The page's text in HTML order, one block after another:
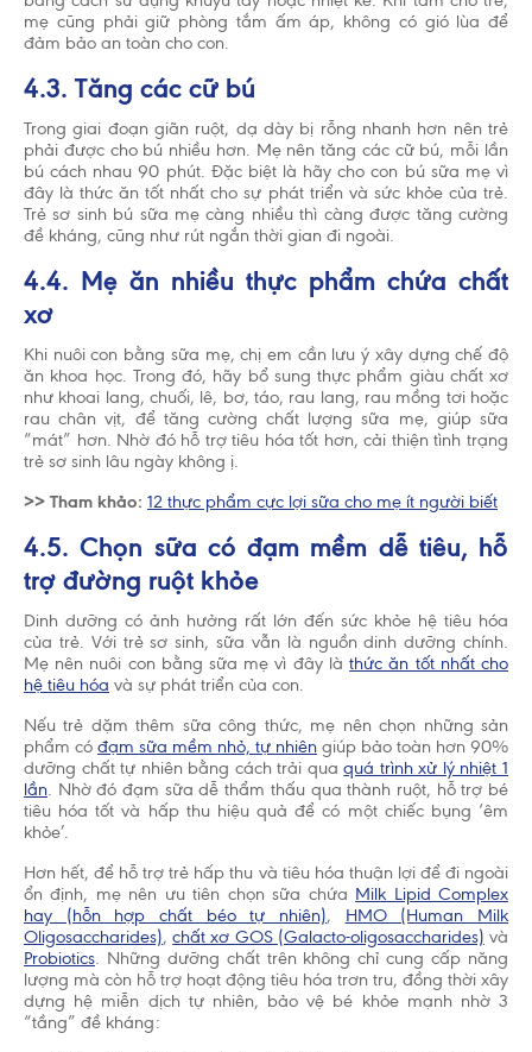
mẹ cũng phải giữ phòng tắm ấm áp, không có gió lùa để
đảm bảo an toàn cho con.
4.3. Tăng các cữ bú
Trong giai đoạn giãn ruột, dạ dày bị rỗng nhanh hơn nên trẻ
phải được cho bú nhiều hơn. Mẹ nên tăng các cữ bú, mỗi lần
bú cách nhau 90 phút. Đặc biệt là hãy cho con bú sữa mẹ vì
đây là thức ăn tốt nhất cho sự phát triển và sức khỏe của trẻ.
Trẻ sơ sinh bú sữa mẹ càng nhiều thì càng được tăng cường
đề kháng, cũng như rút ngắn thời gian đi ngoài.
4.4. Mẹ ăn nhiều thực phẩm chứa chất
xơ
Khi nuôi con bằng sữa mẹ, chị em cần lưu ý xây dựng chế độ
ăn khoa học. Trong đó, hãy bổ sung thực phẩm giàu chất xơ
như khoai lang, chuối, lê, bơ, táo, rau lang, rau mồng tơi hoặc
rau chân vịt, để tăng cường chất lượng sữa mẹ, giúp sữa
“mát” hơn. Nhờ đó hỗ trợ tiêu hóa tốt hơn, cải thiện tình trạng
trẻ sơ sinh lâu ngày không ị.
>> Tham khảo: 12 thực phẩm cực lợi sữa cho mẹ ít người biết
4.5. Chọn sữa có đạm mềm dễ tiêu, hỗ
trợ đường ruột khỏe
Dinh dưỡng có ảnh hưởng rất lớn đến sức khỏe hệ tiêu hóa
của trẻ. Với trẻ sơ sinh, sữa vẫn là nguồn dinh dưỡng chính.
Mẹ nên nuôi con bằng sữa mẹ vì đây làthức ăn tốt nhất cho
hệ tiêu hóa và sự phát triển của con.
Nếu trẻ dặm thêm sữa công thức, mẹ nên chọn những sản
phẩm có đạm sữa mềm nhỏ, tự nhiên giúp bảo toàn hơn 90%
dưỡng chất tự nhiên bằng cách trải quaquá trình xử lý nhiệt 1
lần. Nhờ đó đạm sữa dễ thẩm thấu qua thành ruột, hỗ trợ bé
tiêu hóa tốt và hấp thu hiệu quả để có một chiếc bụng ‘êm
khỏe’.
Hơn hết, để hỗ trợ trẻ hấp thu và tiêu hóa thuận lợi để đi ngoài
ổn định, mẹ nên ưu tiên chọn sữa chứa Milk Lipid Complex
hay (hỗn hợp chất béo tự nhiên), HMO (Human Milk
Oligosaccharides),chất xơ GOS (Galacto-oligosaccharides) và
Probiotics. Những dưỡng chất trên không chỉ cung cấp năng
lượng mà còn hỗ trợ hoạt động tiêu hóa trơn tru, đồng thời xây
dựng hệ miễn dịch tự nhiên, bảo vệ bé khỏe mạnh nhờ 3
“tầng” đề kháng: